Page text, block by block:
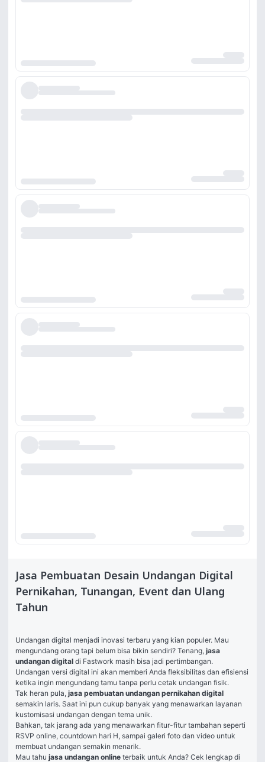
Jasa Pembuatan Desain Undangan Digital
Pernikahan, Tunangan, Event dan Ulang
Tahun
Undangan digital menjadi inovasi terbaru yang kian populer. Mau
mengundang orang tapi belum bisa bikin sendiri? Tenang, jasa
undangan digital di Fastwork masih bisa jadi pertimbangan.
Undangan versi digital ini akan memberi Anda fleksibilitas dan efisiensi
ketika ingin mengundang tamu tanpa perlu cetak undangan fisik.
Tak heran pula,
semakin laris. Saat ini pun cukup banyak yang menawarkan layanan
kustomisasi undangan dengan tema unik.
Bahkan, tak jarang ada yang menawarkan fitur-fitur tambahan seperti
RSVP online, countdown hari H, sampai galeri foto dan video untuk
membuat undangan semakin menarik.
Mau tahu jasa undangan online terbaik untuk Anda? Cek lengkap di